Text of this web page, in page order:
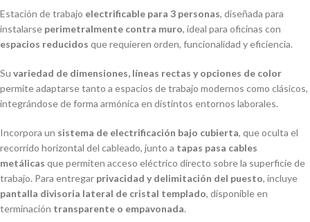
Estación de trabajo electrificable para 3 personas, diseñada para
instalarse perimetralmente contra muro, ideal para oficinas con
espacios reducidos que requieren orden, funcionalidad y eficiencia.
Su variedad de dimensiones, líneas rectas y opciones de color
permite adaptarse tanto a espacios de trabajo modernos como clásicos,
integrándose de forma armónica en distintos entornos laborales.
Incorpora un sistema de electrificación bajo cubierta, que oculta el
recorrido horizontal del cableado, junto a tapas pasa cables
metálicas que permiten acceso eléctrico directo sobre la superficie de
trabajo. Para entregar privacidad y delimitación del puesto, incluye
pantalla divisoria lateral de cristal templado, disponible en
terminación transparente o empavonada.